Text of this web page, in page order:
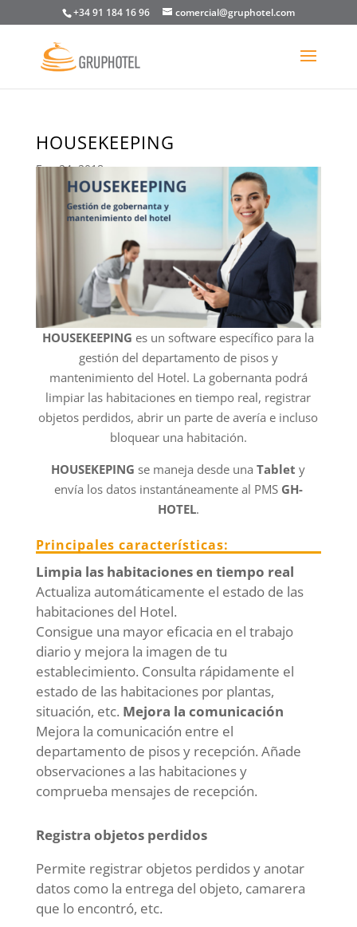
+34 91 184 16 96 comercial@gruphotel.com
HOUSEKEEPING
Ene 24, 2018
HOUSEKEEPING es un software específico para la
gestión del departamento de pisos y
mantenimiento del Hotel. La gobernanta podrá
limpiar las habitaciones en tiempo real, registrar
objetos perdidos, abrir un parte de avería e incluso
bloquear una habitación.
HOUSEKEPING se maneja desde unaTablet y
envía los datos instantáneamente al PMS GH-
HOTEL.
Principales características:
Limpia las habitaciones en tiempo real
Actualiza automáticamente el estado de las
habitaciones del Hotel.
Consigue una mayor eficacia en el trabajo
diario y mejora la imagen de tu
establecimiento. Consulta rápidamente el
estado de las habitaciones por plantas,
situación, etc. Mejora la comunicación
Mejora la comunicación entre el
departamento de pisos y recepción. Añade
observaciones a las habitaciones y
comprueba mensajes de recepción.
Registra objetos perdidos
Permite registrar objetos perdidos y anotar
datos como la entrega del objeto, camarera
que lo encontró, etc.